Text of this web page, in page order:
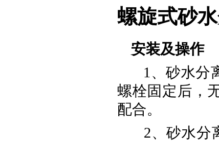
螺旋式砂
安装及操作
1、砂水分
螺栓固定后，
配合。
2、砂水分